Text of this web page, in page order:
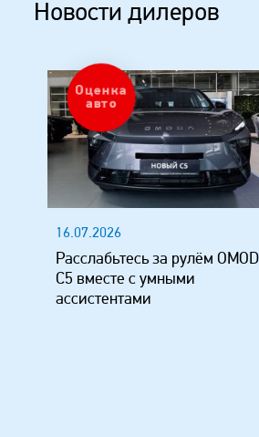
Новости дилеров
16.07.2026
Расслабьтесь за рулём
C5 вместе с умными
ассистентами
Оценка
авто